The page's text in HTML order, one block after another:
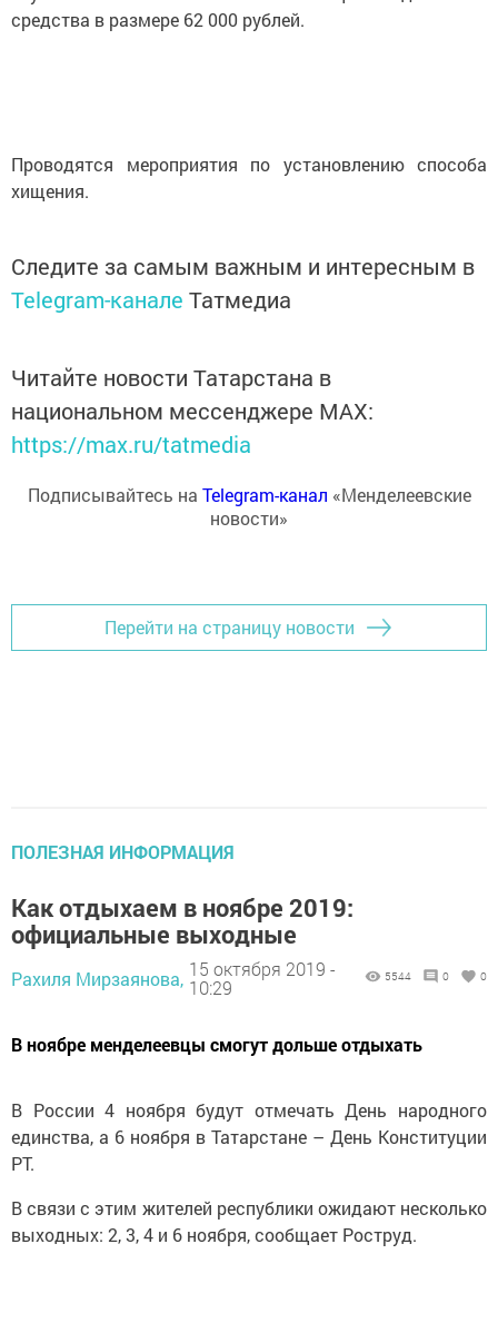
средства в размере 62 000 рублей.
Проводятся мероприятия по установлению способа
хищения.
Следите за самым важным и интересным в
Telegram-канале Татмедиа
Читайте новости Татарстана в
национальном мессенджере MАХ:
https://max.ru/tatmedia
Подписывайтесь на Telegram-канал «Менделеевские
новости»
Перейти на страницу новости
ПОЛЕЗНАЯ ИНФОРМАЦИЯ
Как отдыхаем в ноябре 2019:
официальные выходные
Рахиля Мирзаянова, 15 октября 2019 -
10:29
5544 0 0
В ноябре менделеевцы смогут дольше отдыхать
В России 4 ноября будут отмечать День народного
единства, а 6 ноября в Татарстане – День Конституции
РТ.
В связи с этим жителей республики ожидают несколько
выходных: 2, 3, 4 и 6 ноября, сообщает Рoструд.